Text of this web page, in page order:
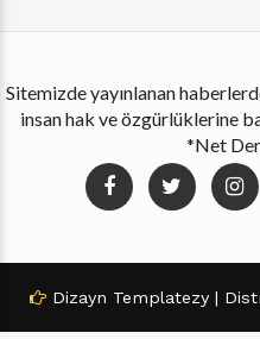
Sitemizde yayınlanan
insan hak ve özgürlüklerine
*Net
Dizayn Templatezy |